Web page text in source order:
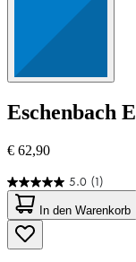
Eschenbach
€ 62,90
5.0 (1)
5.0
von
5
Sternen.
1
In den Warenkorb